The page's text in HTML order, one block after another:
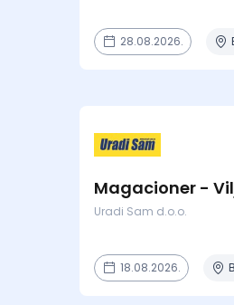
28.08.2026.
Magacioner -
Uradi Sam d.o.o.
18.08.2026.